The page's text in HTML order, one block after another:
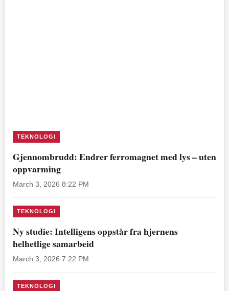
TEKNOLOGI
Gjennombrudd: Endrer ferromagnet med lys – uten
oppvarming
March 3, 2026 8:22 PM
TEKNOLOGI
Ny studie: Intelligens oppstår fra hjernens
helhetlige samarbeid
March 3, 2026 7:22 PM
TEKNOLOGI